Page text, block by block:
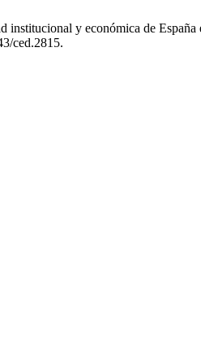
institucional y económica de
ced.2815.